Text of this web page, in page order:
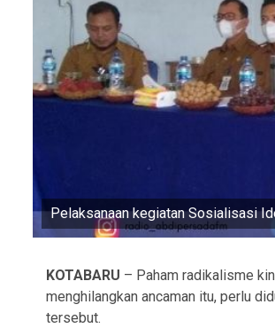
Pelaksanaan kegiatan Sosialisasi
KOTABARU – Paham radikalisme
menghilangkan ancaman itu, perlu
tersebut.